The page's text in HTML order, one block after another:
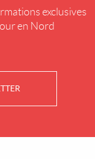
exclusives
en Nord